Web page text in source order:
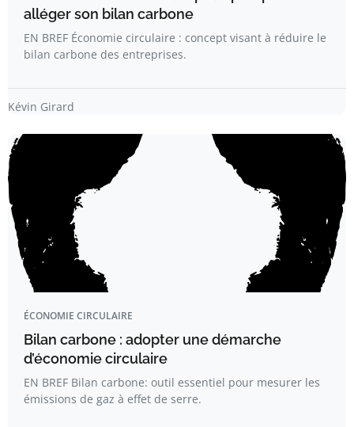
alléger son bilan carbone
EN BREF Économie circulaire : concept visant à réduire le
bilan carbone des entreprises.
Kévin Girard
ÉCONOMIE CIRCULAIRE
Bilan carbone : adopter une démarche
d’économie circulaire
EN BREF Bilan carbone: outil essentiel pour mesurer les
émissions de gaz à effet de serre.